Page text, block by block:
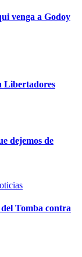
venga a Godoy
Libertadores
dejemos de
Tomba contra